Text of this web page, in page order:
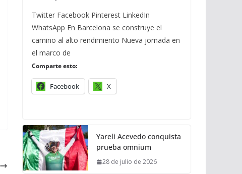
Twitter Facebook Pinterest LinkedIn
WhatsApp En Barcelona se construye el
camino al alto rendimiento Nueva jornada en
el marco de
Comparte esto:
Facebook X
Yareli Acevedo conquista
prueba omnium
28 de julio de 2026